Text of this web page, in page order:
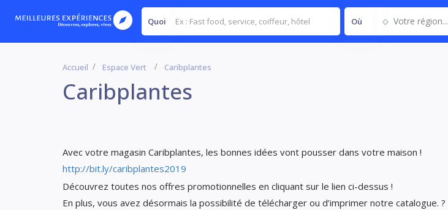
Quoi Où Votre région...
Accueil Espace Vert Caribplantes
Caribplantes
Avec votre magasin Caribplantes, les bonnes idées vont pousser dans votre maison !
http://bit.ly/caribplantes2019
Découvrez toutes nos offres promotionnelles en cliquant sur le lien ci-dessus !
En plus, vous avez désormais la possibilité de télécharger ou d’imprimer notre catalogue. ?